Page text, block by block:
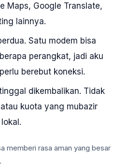
Maps, Google Translate,
lainnya.
Satu modem bisa
perangkat, jadi aku
berebut koneksi.
dikembalikan. Tidak
kuota yang mubazir
memberi rasa aman yang besar